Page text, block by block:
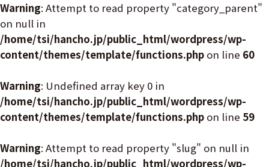
Warning: Attempt to read property "category_parent"
on null in
/home/tsi/hancho.jp/public_html/wordpress/wp-
content/themes/template/functions.php on line 60
Warning: Undefined array key 0 in
/home/tsi/hancho.jp/public_html/wordpress/wp-
content/themes/template/functions.php on line 59
Warning: Attempt to read property "slug" on null in
/home/tsi/hancho.jp/public_html/wordpress/wp-